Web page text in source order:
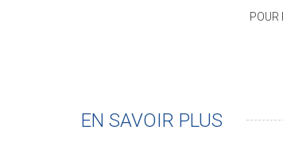
POUR
EN SAVOIR PLUS